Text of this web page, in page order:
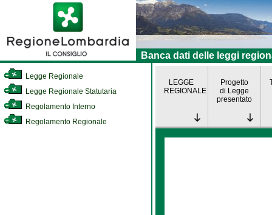
Banca dati delle leggi
Legge Regionale
Legge Regionale Statutaria
Regolamento Interno
Regolamento Regionale
LEGGE
REGIONALE
Progetto
di Legge
presentato